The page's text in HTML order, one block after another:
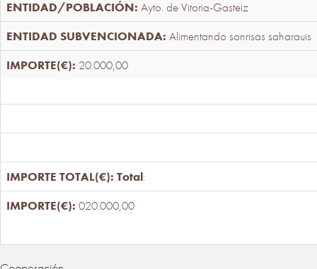
Ayto. de Vitoria-Gasteiz
Alimentando sonrisas saharauis
20.000,00
Total:
020.000,00